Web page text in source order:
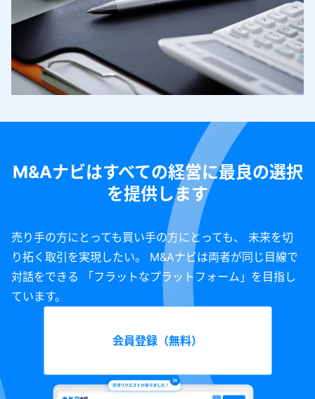
M&Aナビはすべての経営に最良の選択
を提供します
売り手の方にとっても買い手の方にとっても、 未来を切
り拓く取引を実現したい。 M&Aナビは両者が同じ目線で
対話をできる 「フラットなプラットフォーム」を目指し
ています。
会員登録（無料）